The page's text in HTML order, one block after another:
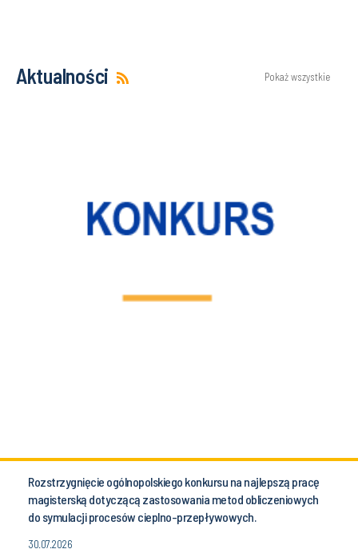
Aktualności Pokaż wszystkie
Rozstrzygnięcie ogólnopolskiego konkursu na najlepszą pracę
magisterską dotyczącą zastosowania metod obliczeniowych
do symulacji procesów cieplno-przepływowych.
30.07.2026